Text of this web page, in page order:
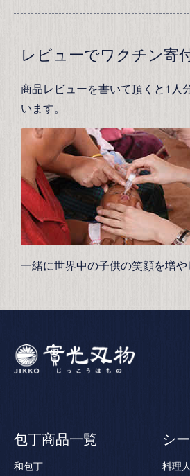
レビューでワクチン寄
商品レビューを書いて頂くと1人
います。
一緒に世界中の子供の笑顔を増や
包丁商品一覧
和包丁
シ
料理